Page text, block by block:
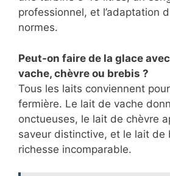
professionnel, et l’adaptation
normes.
Peut-on faire de la glace
vache, chèvre ou brebis ?
Tous les laits conviennent
fermière. Le lait de vache
onctueuses, le lait de chèvre
saveur distinctive, et le lait de
richesse incomparable.